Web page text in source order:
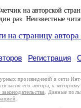
на авторской
раз. Неизвестные
на страницу
Регистрация
произведений в сети
его автора, к
. Данные
.